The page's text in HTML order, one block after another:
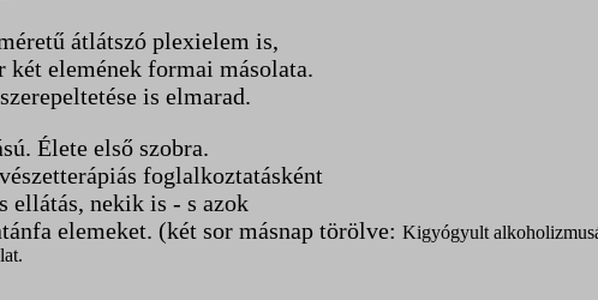
átlátszó plexielem is,
két elemének formai másolata.
is elmarad.
Élete első szobra.
foglalkoztatásként
ellátás, nekik is - s azok
elemeket. (két sor másnap törölve: Kigyógyult